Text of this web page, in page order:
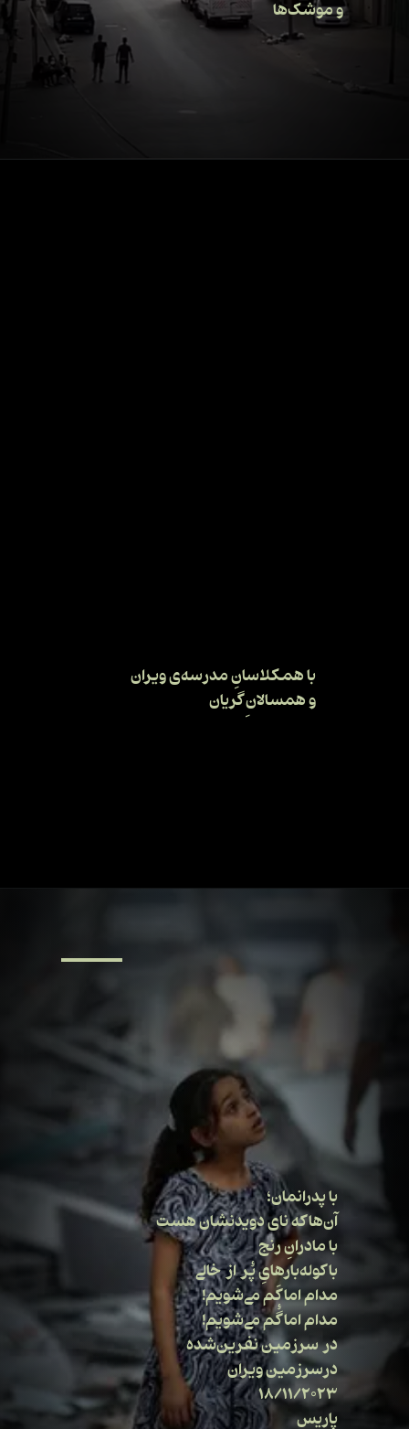
و موشک‌ها
با همکلاسانِ مدرسه‌ی ویران
و همسالان ِگریان
با پدرانمان؛
آن‌ها که نای دویدنشان هست
با مادرانِ رنج
باکوله‌بارهایِ پُر از خالی
مدام اما کَم می‌شویم!
مدام اما گُم می‌شویم!
در سرزمین نفرین‌شده
درسرزمین ویران
18/11/2023
پاریس